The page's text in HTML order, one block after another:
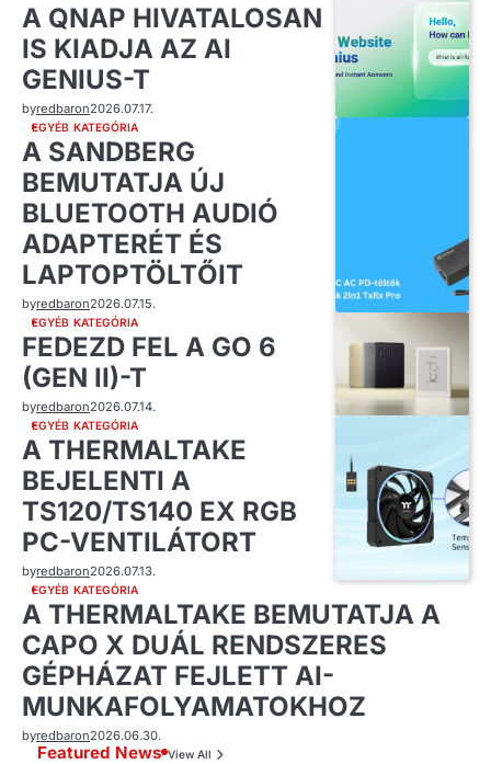
A QNAP HIVATALOSAN
IS KIADJA AZ AI
GENIUS-T
byredbaron2026.07.17.
EGYÉB KATEGÓRIA
A SANDBERG
BEMUTATJA ÚJ
BLUETOOTH AUDIÓ
ADAPTERÉT ÉS
LAPTOPTÖLTŐIT
byredbaron2026.07.15.
EGYÉB KATEGÓRIA
FEDEZD FEL A GO 6
(GEN II)-T
byredbaron2026.07.14.
EGYÉB KATEGÓRIA
A THERMALTAKE
BEJELENTI A
TS120/TS140 EX RGB
PC-VENTILÁTORT
byredbaron2026.07.13.
EGYÉB KATEGÓRIA
A THERMALTAKE BEMUTATJA A
CAPO X DUÁL RENDSZERES
GÉPHÁZAT FEJLETT AI-
MUNKAFOLYAMATOKHOZ
byredbaron2026.06.30.
Featured News View All